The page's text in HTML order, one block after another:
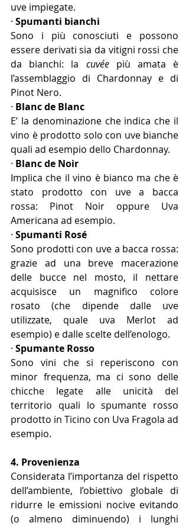
uve impiegate.
· Spumanti bianchi
Sono i più conosciuti e possono
essere derivati sia da vitigni rossi che
da bianchi: la cuvée più amata è
l’assemblaggio di Chardonnay e di
Pinot Nero.
· Blanc de Blanc
E’ la denominazione che indica che il
vino è prodotto solo con uve bianche
quali ad esempio dello Chardonnay.
· Blanc de Noir
Implica che il vino è bianco ma che è
stato prodotto con uve a bacca
rossa: Pinot Noir oppure Uva
Americana ad esempio.
· Spumanti Rosé
Sono prodotti con uve a bacca rossa:
grazie ad una breve macerazione
delle bucce nel mosto, il nettare
acquisisce un magnifico colore
rosato (che dipende dalle uve
utilizzate, quale uva Merlot ad
esempio) e dalle scelte dell’enologo.
· Spumante Rosso
Sono vini che si reperiscono con
minor frequenza, ma ci sono delle
chicche legate alle unicità del
territorio quali lo spumante rosso
prodotto in Ticino con Uva Fragola ad
esempio.
4. Provenienza
Considerata l’importanza del rispetto
dell’ambiente, l’obiettivo globale di
ridurre le emissioni nocive evitando
(o almeno diminuendo) i lunghi